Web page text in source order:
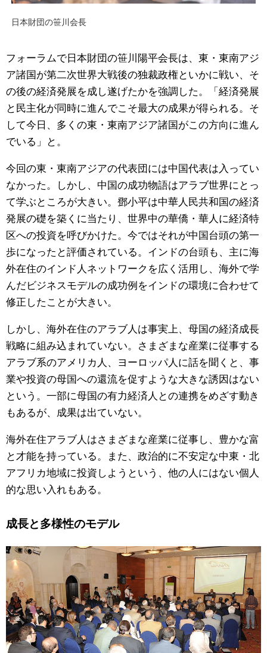
日本財団の笹川会長
フォーラムで日本財団の笹川陽平会長は、東・東南アジ
ア諸国が第二次世界大戦後の独裁政権といかに戦い、そ
の後の経済発展を成し遂げたかを強調した。「経済発展
と民主化が同時に進んでこそ最大の成果が得られる。そ
して今日、多くの東・東南アジア諸国がこの方向に進ん
でいる」と。
今回の東・東南アジアの代表団には中国代表は入ってい
なかった。しかし、中国の成功物語はアラブ世界にとっ
て学ぶところが大きい。鄧小平は中華人民共和国の経済
発展の礎を築くに当たり、世界中の華僑・華人に経済特
区への投資を呼びかけた。今ではそれが中国台頭の第一
歩になったと評価されている。インドの台頭も、主に海
外在住のインド人ネットワークを広く活用し、海外で学
んだビジネスモデルの成功例をインドの環境に合わせて
修正したことが大きい。
しかし、海外在住のアラブ人は事実上、母国の経済成長
戦略に組み込まれていない。さまざまな産業に従事する
アラブ系のアメリカ人、ヨーロッパ人に話を聞くと、事
業や投資の母国への還流を促すような大きな誘因はない
という。一部に母国の有力経済人との連携をめざす動き
もあるが、成果は出ていない。
海外在住アラブ人はさまざまな産業に従事し、豊かな富
と才能を持っている。また、政治的に不安定な中東・北
アフリカ地域に投資しようという、他の人にはない個人
的な思い入れもある。
成長と多様性のモデル